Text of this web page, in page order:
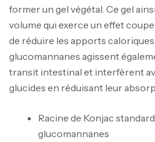
former un gel végétal. Ce gel
volume qui exerce un effet
de réduire les apports
glucomannanes agissent
transit intestinal et interfèrent
glucides en réduisant leur
Racine de Konjac
glucomannanes